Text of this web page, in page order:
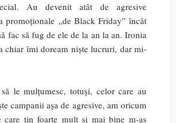
Au devenit atât de agresive
promoționale „de Black Friday” încât
fac să fug de ele de la an la an. Ironia
chiar îmi doream niște lucruri, dar mi-
le mulțumesc, totuși, celor care au
campanii așa de agresive, am oricum
care țin foarte mult și mai bine m-aș